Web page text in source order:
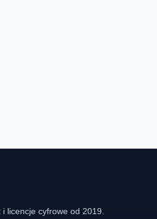
licencje cyfrowe od 2019.